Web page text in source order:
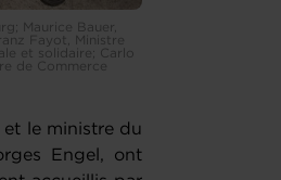
Maurice Bauer,
Fayot, Ministre
et solidaire; Carlo
de Commerce
et le ministre du
Engel, ont